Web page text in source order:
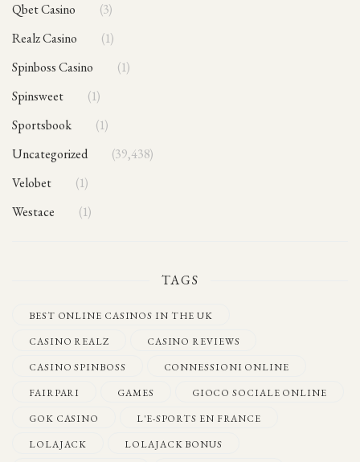
Qbet Casino
3
Realz Casino
1
Spinboss Casino
1
Spinsweet
1
sportsbook
1
Uncategorized
39,438
Velobet
1
Westace
1
TAGS
BEST ONLINE CASINOS IN THE UK
CASINO REALZ
CASINO REVIEWS
CASINO SPINBOSS
CONNESSIONI ONLINE
FAIRPARI
GAMES
GIOCO SOCIALE ONLINE
GOK CASINO
L'E-SPORTS EN FRANCE
LOLAJACK
LOLAJACK BONUS